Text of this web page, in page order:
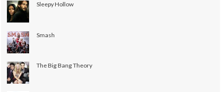
Sleepy Hollow
Smash
The Big Bang Theory